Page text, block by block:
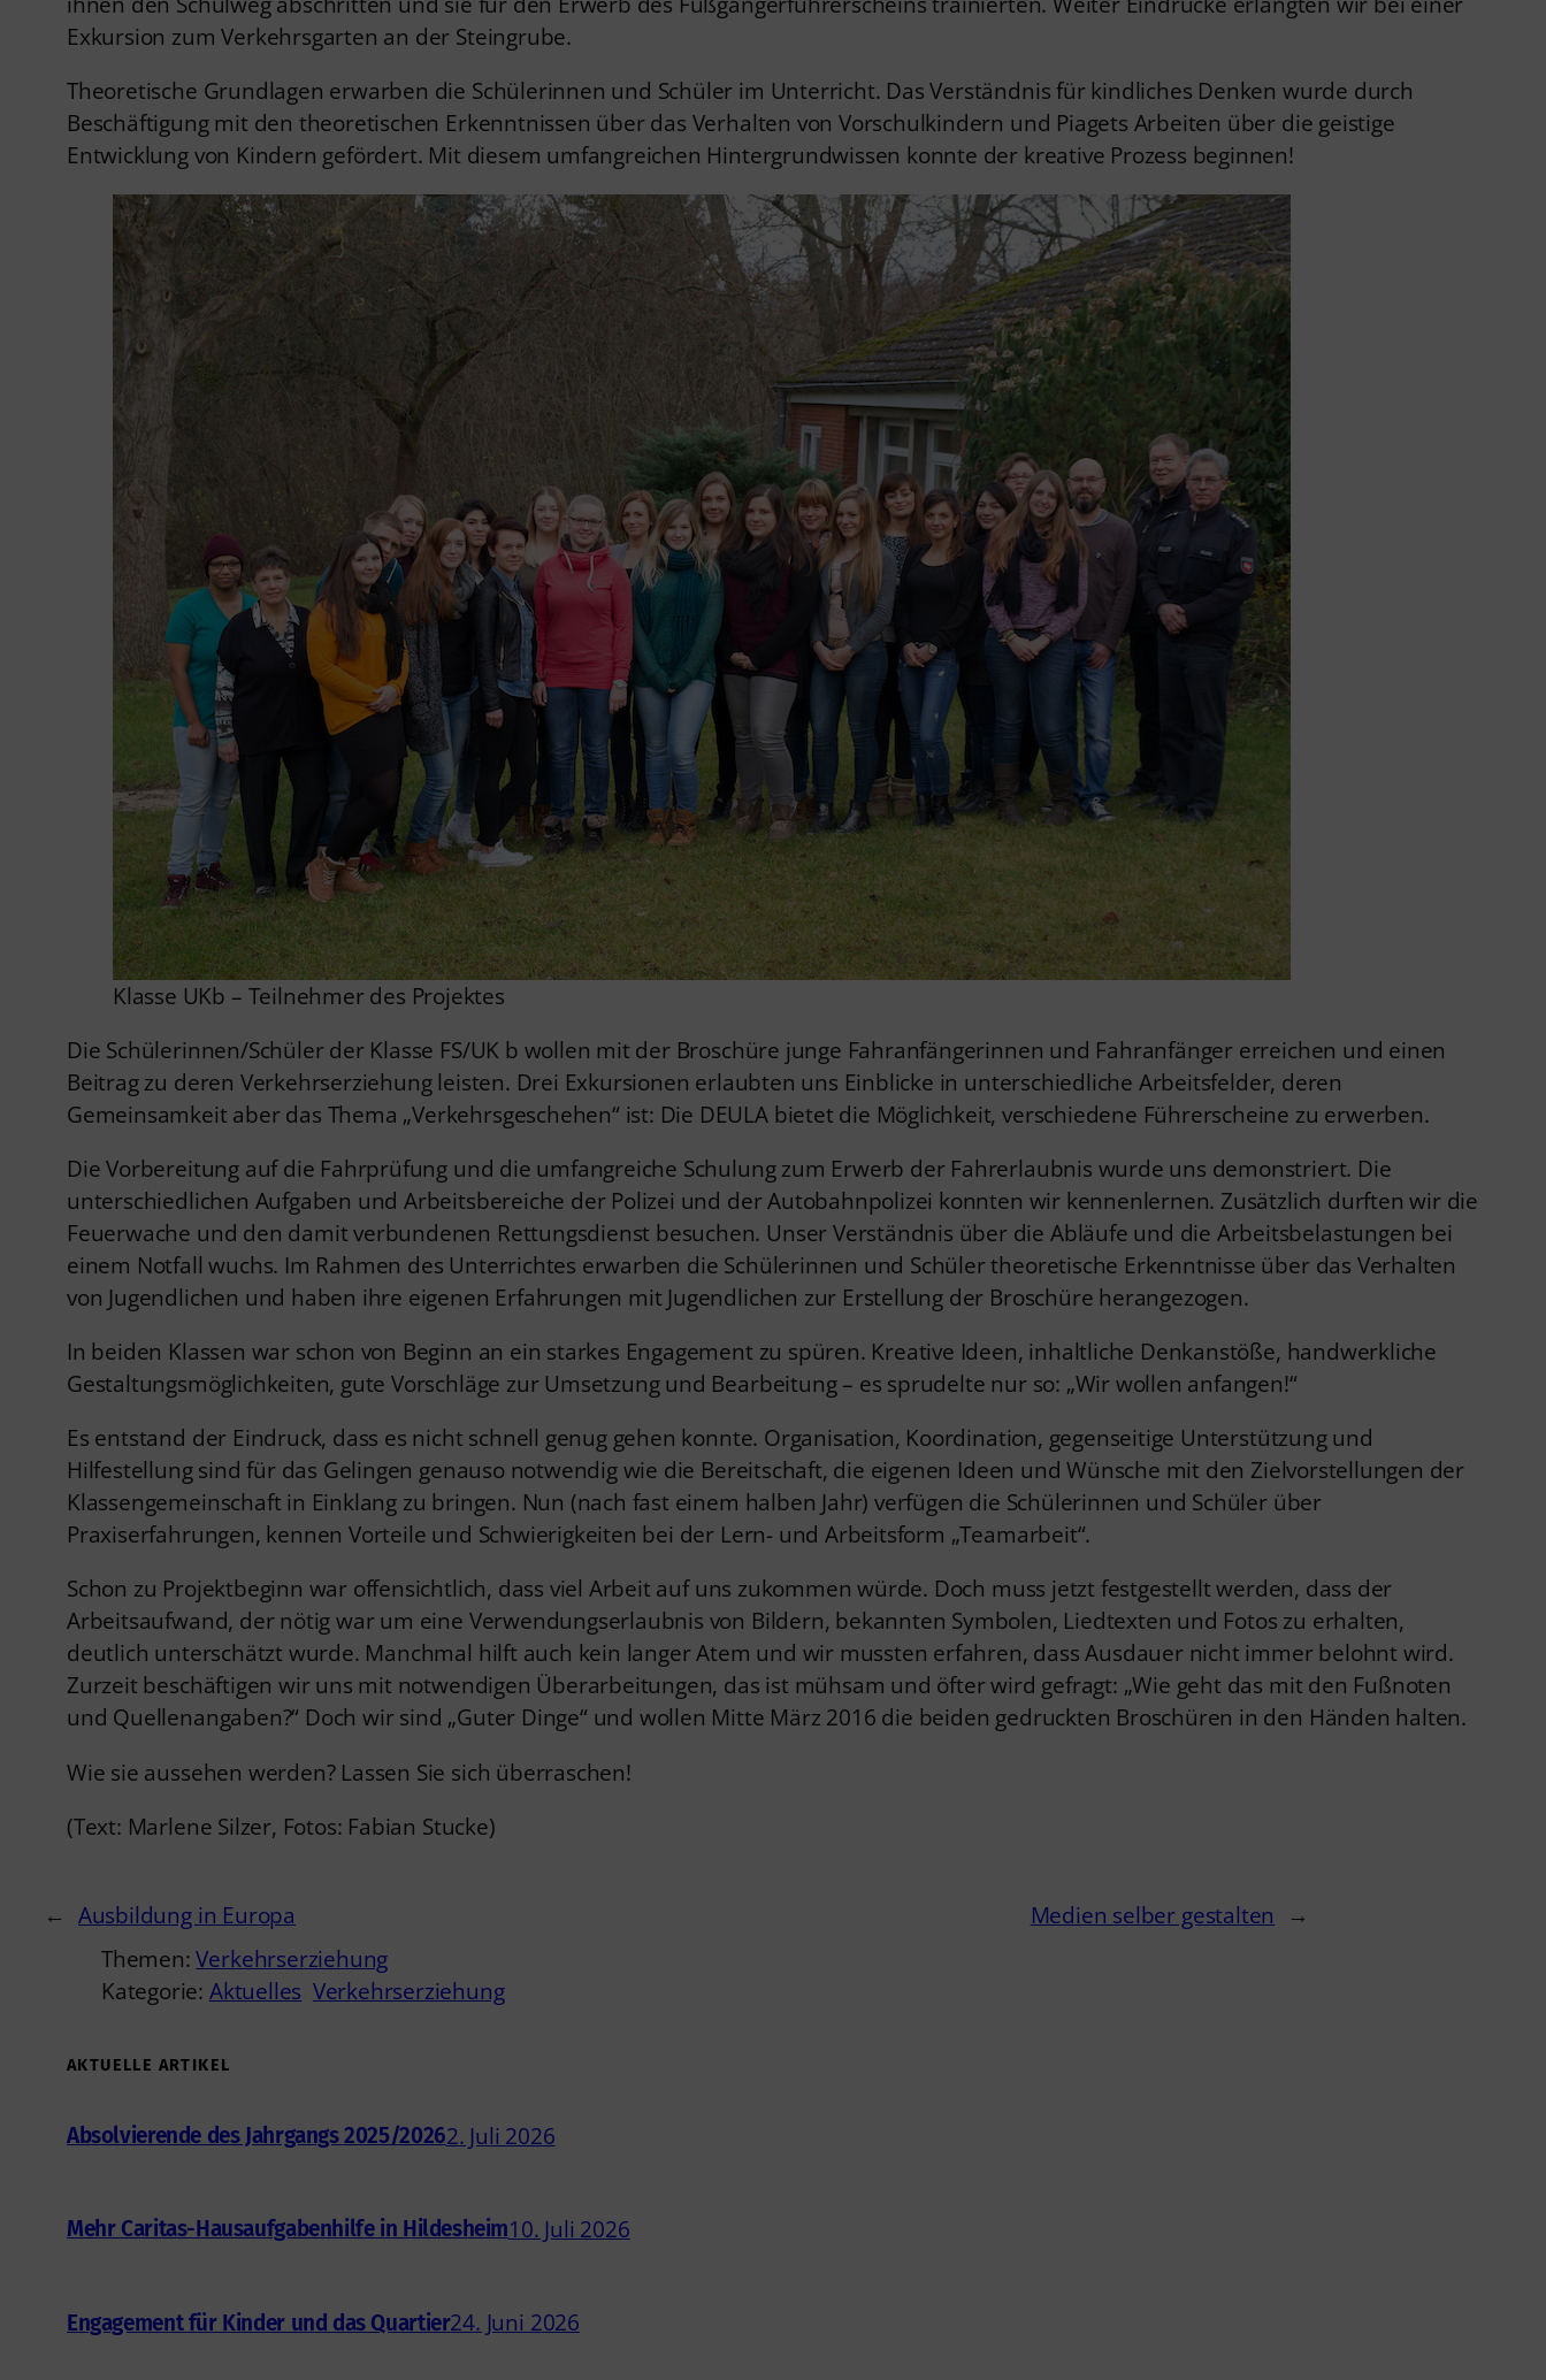
Exkursion zum Verkehrsgarten an der Steingrube.
Theoretische Grundlagen erwarben die Schülerinnen und Schüler im Unterricht. Das Verständnis für kindliches Denken wurde durch
Beschäftigung mit den theoretischen Erkenntnissen über das Verhalten von Vorschulkindern und Piagets Arbeiten über die geistige
Entwicklung von Kindern gefördert. Mit diesem umfangreichen Hintergrundwissen konnte der kreative Prozess beginnen!
Klasse UKb – Teilnehmer des Projektes
Die Schülerinnen/Schüler der Klasse FS/UK b wollen mit der Broschüre junge Fahranfängerinnen und Fahranfänger erreichen und einen
Beitrag zu deren Verkehrserziehung leisten. Drei Exkursionen erlaubten uns Einblicke in unterschiedliche Arbeitsfelder, deren
Gemeinsamkeit aber das Thema „Verkehrsgeschehen“ ist: Die DEULA bietet die Möglichkeit, verschiedene Führerscheine zu erwerben.
Die Vorbereitung auf die Fahrprüfung und die umfangreiche Schulung zum Erwerb der Fahrerlaubnis wurde uns demonstriert. Die
unterschiedlichen Aufgaben und Arbeitsbereiche der Polizei und der Autobahnpolizei konnten wir kennenlernen. Zusätzlich durften wir die
Feuerwache und den damit verbundenen Rettungsdienst besuchen. Unser Verständnis über die Abläufe und die Arbeitsbelastungen bei
einem Notfall wuchs. Im Rahmen des Unterrichtes erwarben die Schülerinnen und Schüler theoretische Erkenntnisse über das Verhalten
von Jugendlichen und haben ihre eigenen Erfahrungen mit Jugendlichen zur Erstellung der Broschüre herangezogen.
In beiden Klassen war schon von Beginn an ein starkes Engagement zu spüren. Kreative Ideen, inhaltliche Denkanstöße, handwerkliche
Gestaltungsmöglichkeiten, gute Vorschläge zur Umsetzung und Bearbeitung – es sprudelte nur so: „Wir wollen anfangen!“
Es entstand der Eindruck, dass es nicht schnell genug gehen konnte. Organisation, Koordination, gegenseitige Unterstützung und
Hilfestellung sind für das Gelingen genauso notwendig wie die Bereitschaft, die eigenen Ideen und Wünsche mit den Zielvorstellungen der
Klassengemeinschaft in Einklang zu bringen. Nun (nach fast einem halben Jahr) verfügen die Schülerinnen und Schüler über
Praxiserfahrungen, kennen Vorteile und Schwierigkeiten bei der Lern- und Arbeitsform „Teamarbeit“.
Schon zu Projektbeginn war offensichtlich, dass viel Arbeit auf uns zukommen würde. Doch muss jetzt festgestellt werden, dass der
Arbeitsaufwand, der nötig war um eine Verwendungserlaubnis von Bildern, bekannten Symbolen, Liedtexten und Fotos zu erhalten,
deutlich unterschätzt wurde. Manchmal hilft auch kein langer Atem und wir mussten erfahren, dass Ausdauer nicht immer belohnt wird.
Zurzeit beschäftigen wir uns mit notwendigen Überarbeitungen, das ist mühsam und öfter wird gefragt: „Wie geht das mit den Fußnoten
und Quellenangaben?“ Doch wir sind „Guter Dinge“ und wollen Mitte März 2016 die beiden gedruckten Broschüren in den Händen halten.
Wie sie aussehen werden? Lassen Sie sich überraschen!
(Text: Marlene Silzer, Fotos: Fabian Stucke)
← Ausbildung in Europa Medien selber gestalten
→
Themen:Verkehrserziehung
Kategorie: Aktuelles Verkehrserziehung
AKTUELLE ARTIKEL
Absolvierende des Jahrgangs 2025/20262. Juli 2026
Mehr Caritas-Hausaufgabenhilfe in Hildesheim10. Juli 2026
Engagement für Kinder und das Quartier24. Juni 2026